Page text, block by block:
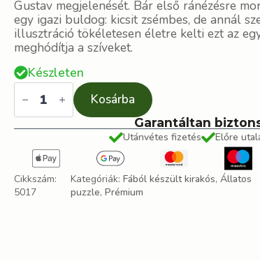
Gustav megjelenését. Bár első ránézésre
egy igazi buldog: kicsit zsémbes, de annál
illusztráció tökéletesen életre kelti ezt az
meghódítja a szíveket.
Készleten
Gustav,
bulldog
fa
puzzle
mennyiség
Kosárba
Garantáltan
Utánvétes fizetés Előre
Cikkszám:
5017
Kategóriák: Fából készült kirakós, Állatos
puzzle, Prémium